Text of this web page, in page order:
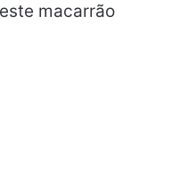
macarrão